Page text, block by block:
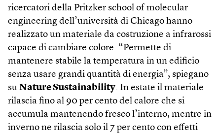
ricercatori della Pritzker school of molecular
engineering dell’università di Chicago hanno
realizzato un materiale da costruzione a infrarossi
capace di cambiare colore. “Permette di
mantenere stabile la temperatura in un edificio
senza usare grandi quantità di energia”, spiegano
su Nature Sustainability. In estate il materiale
rilascia fino al 90 per cento del calore che si
accumula mantenendo fresco l’interno, mentre in
inverno ne rilascia solo il 7 per cento con effetti